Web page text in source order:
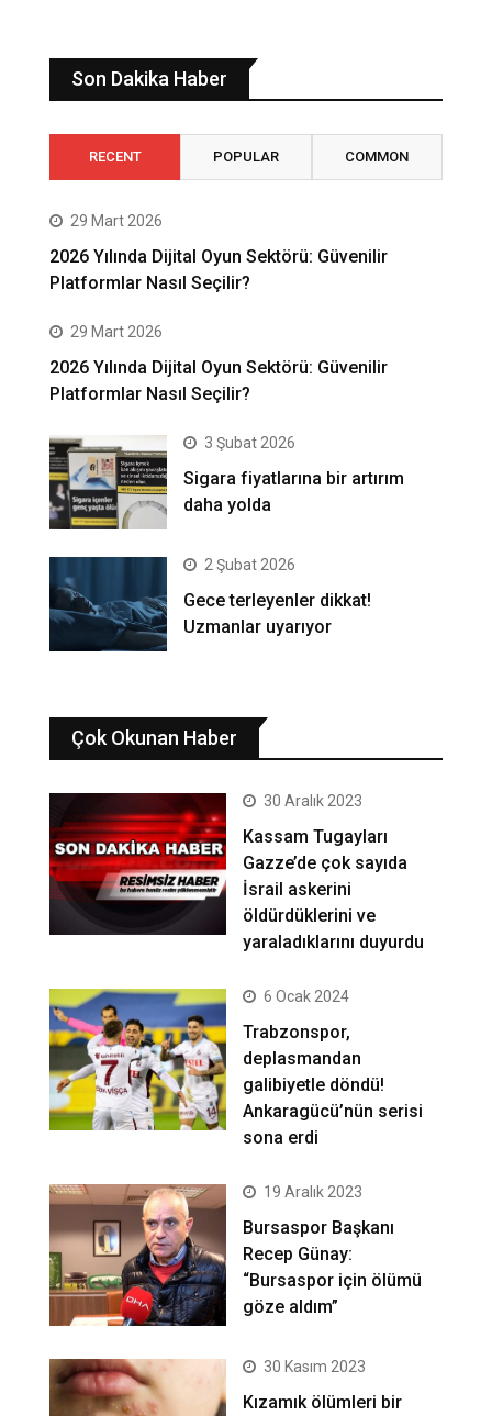
Son Dakika Haber
RECENT POPULAR COMMON
29 Mart 2026
2026 Yılında Dijital Oyun Sektörü: Güvenilir
Platformlar Nasıl Seçilir?
29 Mart 2026
2026 Yılında Dijital Oyun Sektörü: Güvenilir
Platformlar Nasıl Seçilir?
3 Şubat 2026
Sigara fiyatlarına bir artırım
daha yolda
2 Şubat 2026
Gece terleyenler dikkat!
Uzmanlar uyarıyor
Çok Okunan Haber
30 Aralık 2023
Kassam Tugayları
Gazze’de çok sayıda
İsrail askerini
öldürdüklerini ve
yaraladıklarını duyurdu
6 Ocak 2024
Trabzonspor,
deplasmandan
galibiyetle döndü!
Ankaragücü’nün serisi
sona erdi
19 Aralık 2023
Bursaspor Başkanı
Recep Günay:
“Bursaspor için ölümü
göze aldım”
30 Kasım 2023
Kızamık ölümleri bir